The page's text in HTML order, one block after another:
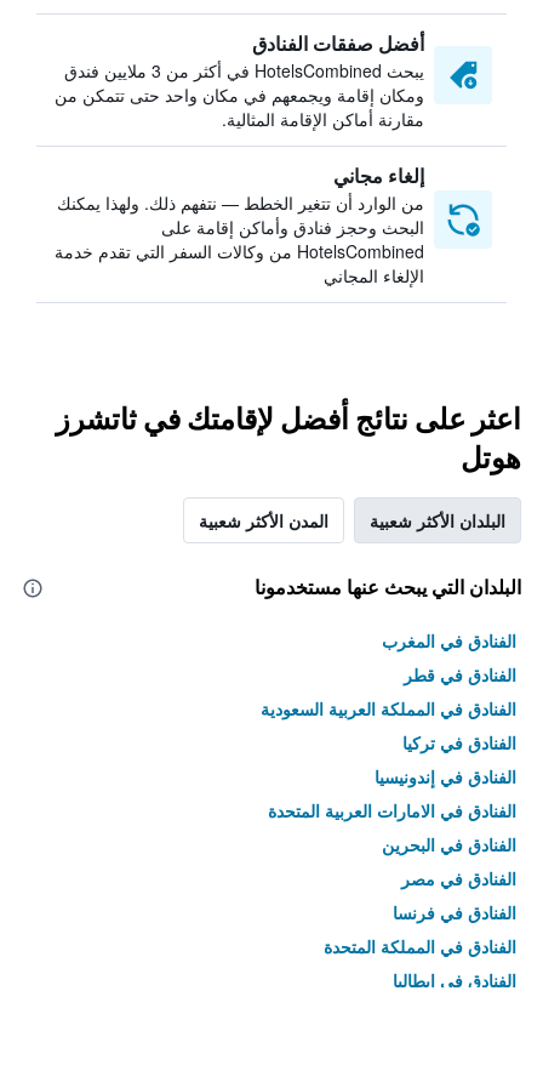
أفضل صفقات الفنادق
يبحث HotelsCombined في أكثر من 3 ملايين فندق
ومكان إقامة ويجمعهم في مكان واحد حتى تتمكن من
مقارنة أماكن الإقامة المثالية.
إلغاء مجاني
من الوارد أن تتغير الخطط — نتفهم ذلك. ولهذا يمكنك
البحث وحجز فنادق وأماكن إقامة على
HotelsCombined من وكالات السفر التي تقدم خدمة
الإلغاء المجاني
اعثر على نتائج أفضل لإقامتك في ثاتشرز
هوتل
البلدان الأكثر شعبية المدن الأكثر شعبية
البلدان التي يبحث عنها مستخدمونا
الفنادق في المغرب
الفنادق في قطر
الفنادق في المملكة العربية السعودية
الفنادق في تركيا
الفنادق في إندونيسيا
الفنادق في الامارات العربية المتحدة
الفنادق في البحرين
الفنادق في مصر
الفنادق في فرنسا
الفنادق في المملكة المتحدة
الفنادق في إيطاليا